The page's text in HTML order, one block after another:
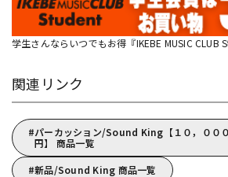
学生さんならいつでもお得『IKEBE MUSIC CLUB
関連リンク
パーカッション/Sound King【１０，００
円】 商品一覧
新品/Sound King 商品一覧